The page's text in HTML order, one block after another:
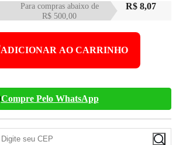
Para compras abaixo de
R$ 500,00
R$ 8,07
ADICIONAR AO CARRINHO
Compre Pelo WhatsApp